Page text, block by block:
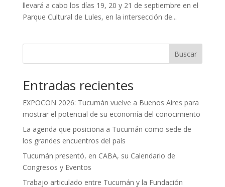
llevará a cabo los días 19, 20 y 21 de septiembre en el
Parque Cultural de Lules, en la intersección de...
Buscar
Entradas recientes
EXPOCON 2026: Tucumán vuelve a Buenos Aires para
mostrar el potencial de su economía del conocimiento
La agenda que posiciona a Tucumán como sede de
los grandes encuentros del país
Tucumán presentó, en CABA, su Calendario de
Congresos y Eventos
Trabajo articulado entre Tucumán y la Fundación